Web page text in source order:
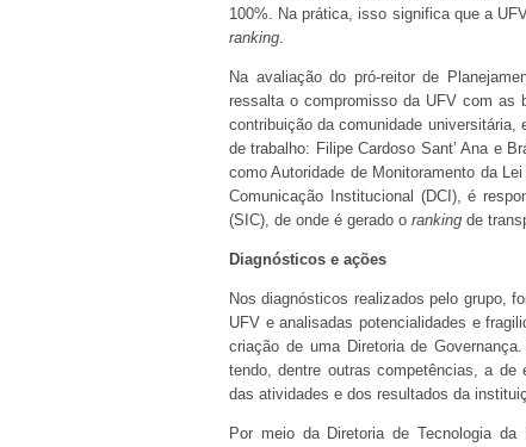
100%. Na prática, isso significa que a
ranking.
Na avaliação do pró-reitor de
ressalta o compromisso da UFV com as
contribuição da comunidade
de trabalho: Filipe Cardoso Sant’ Ana e
como Autoridade de Monitoramento da
Comunicação Institucional (DCI), é
(SIC), de onde é gerado o ranking de
Diagnósticos e ações
Nos diagnósticos realizados pelo grupo,
UFV e analisadas potencialidades e
criação de uma Diretoria de
tendo, dentre outras competências, a de
das atividades e dos resultados da
Por meio da Diretoria de Tecnologia